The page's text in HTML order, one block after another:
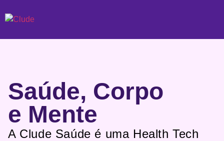
Saúde, Corpo
e Mente
A Clude Saúde é uma Health Tech